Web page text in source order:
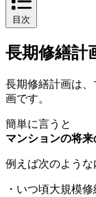
目次
長期修繕計
長期修繕計
長期修繕計画は
画です。
簡単に言うと
マンションの将
例えば次のような
・いつ頃大規模